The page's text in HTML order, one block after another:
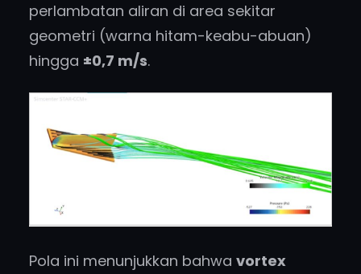
perlambatan aliran di area sekitar
geometri (warna hitam-keabu-abuan)
hingga ±0,7 m/s.
Pola ini menunjukkan bahwa vortex